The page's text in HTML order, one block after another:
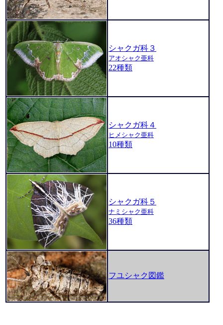
シャクガ科３
アオシャク亜科
22種類
シャクガ科４
ヒメシャク亜科
10種類
シャクガ科５
ナミシャク亜科
36種類
フユシャク図鑑